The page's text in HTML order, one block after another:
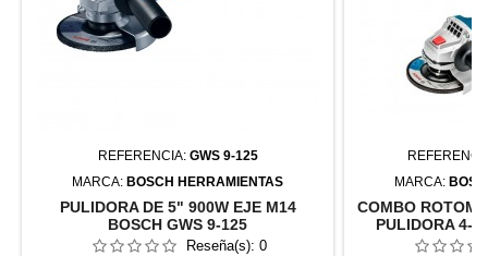
REFERENCIA: GWS 9-125
MARCA: BOSCH HERRAMIENTAS
PULIDORA DE 5" 900W EJE M14
BOSCH GWS 9-125
Reseña(s): 0
MARCA:
COMBO
PULIDORA 4-